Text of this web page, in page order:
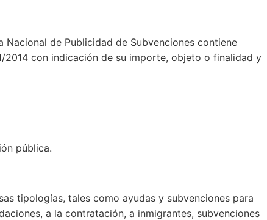
Nacional de Publicidad de Subvenciones contiene
con indicación de su importe, objeto o finalidad y
pública.
tipologías, tales como ayudas y subvenciones para
a la contratación, a inmigrantes, subvenciones